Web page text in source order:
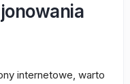
internetowe, warto